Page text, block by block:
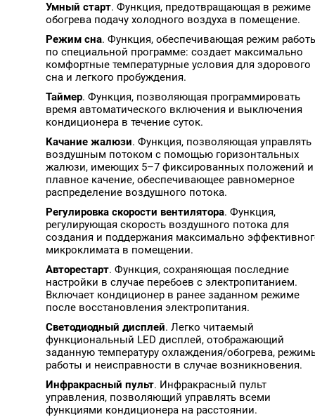
Умный старт. Функция, предотвращающая в режиме
обогрева подачу холодного воздуха в помещение.
Режим сна. Функция, обеспечивающая режим
по специальной программе: создает максимально
комфортные температурные условия для здорового
сна и легкого пробуждения.
Таймер. Функция, позволяющая программировать
время автоматического включения и выключения
кондиционера в течение суток.
Качание жалюзи. Функция, позволяющая управлять
воздушным потоком с помощью горизонтальных
жалюзи, имеющих 5–7 фиксированных положений и
плавное качение, обеспечивающее равномерное
распределение воздушного потока.
Регулировка скорости вентилятора. Функция,
регулирующая скорость воздушного потока для
создания и поддержания максимально
микроклимата в помещении.
Авторестарт. Функция, сохраняющая последние
настройки в случае перебоев с электропитанием.
Включает кондиционер в ранее заданном режиме
после восстановления электропитания.
Светодиодный дисплей. Легко читаемый
функциональный LED дисплей, отображающий
заданную температуру охлаждения/обогрева,
работы и неисправности в случае возникновения.
Инфракрасный пульт. Инфракрасный пульт
управления, позволяющий управлять всеми
функциями кондиционера на расстоянии.